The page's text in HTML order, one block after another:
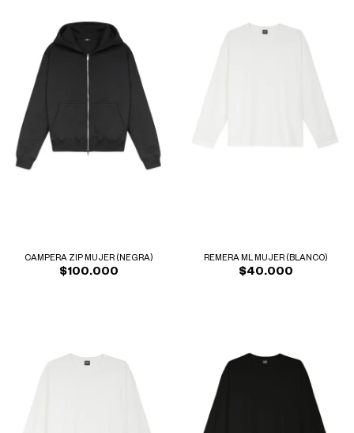
CAMPERA ZIP MUJER (NEGRA)
$100.000
REMERA ML MUJER (BLANCO)
$40.000